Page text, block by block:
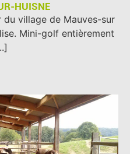
HUISNE
village de Mauves-sur
Mini-golf entièrement